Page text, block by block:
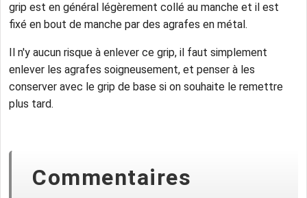
grip est en général légèrement collé au manche et il est
fixé en bout de manche par des agrafes en métal.
Il n'y aucun risque à enlever ce grip, il faut simplement
enlever les agrafes soigneusement, et penser à les
conserver avec le grip de base si on souhaite le remettre
plus tard.
Commentaires